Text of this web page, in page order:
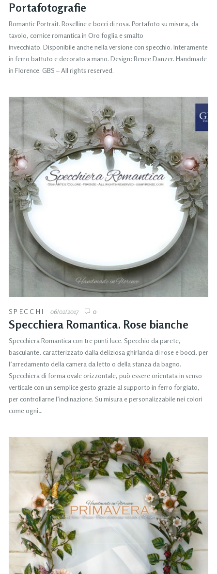
Portafotografie
Romantic Portrait. Roselline e bocci di rosa. Portafoto su misura, da
tavolo, cornice romantica in Oro foglia e smalto
invecchiato. Disponibile anche nella versione con specchio. Interamente
in ferro battuto e decorato a mano. Design: Renee Danzer. Handmade
in Florence. GBS – All rights reserved.
SPECCHI 06/02/2017 0
Specchiera Romantica. Rose bianche
Specchiera Romantica con tre punti luce. Specchio da parete,
basculante, caratterizzato dalla deliziosa ghirlanda di rose e bocci, per
l’arredamento della camera da letto o della stanza da bagno.
Specchiera di forma ovale orizzontale, può essere orientata in senso
verticale con un semplice gesto grazie al supporto in ferro forgiato,
per controllarne l’inclinazione. Su misura e personalizzabile nei colori
come ogni…